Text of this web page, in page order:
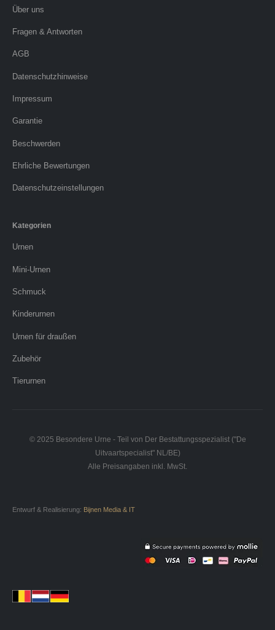
Über uns
Fragen & Antworten
AGB
Datenschutzhinweise
Impressum
Garantie
Beschwerden
Ehrliche Bewertungen
Datenschutzeinstellungen
Kategorien
Urnen
Mini-Urnen
Schmuck
Kinderurnen
Urnen für draußen
Zubehör
Tierurnen
© 2025 Besondere Urne - Teil von Der Bestattungsspezialist ("De
Uitvaartspecialist" NL/BE)
Alle Preisangaben inkl. MwSt.
Entwurf & Realisierung: Bijnen Media & IT